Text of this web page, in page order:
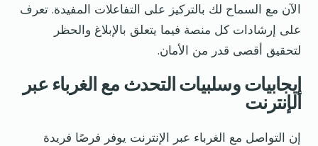
الآن مع السماح لك بالتركيز على التفاعلات المفيدة. تعرف
على إرشادات كل منصة فيما يتعلق بالإبلاغ والحظر
لتحقيق أقصى قدر من الأمان.
إيجابيات وسلبيات التحدث مع الغرباء عبر
الإنترنت
إن التواصل مع الغرباء عبر الإنترنت يوفر فرصًا فريدة